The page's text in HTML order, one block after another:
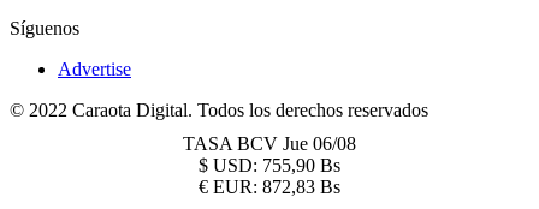
Síguenos
Advertise
© 2022 Caraota Digital. Todos los derechos reservados
TASA BCV Jue 06/08
$ USD: 755,90 Bs
€ EUR: 872,83 Bs